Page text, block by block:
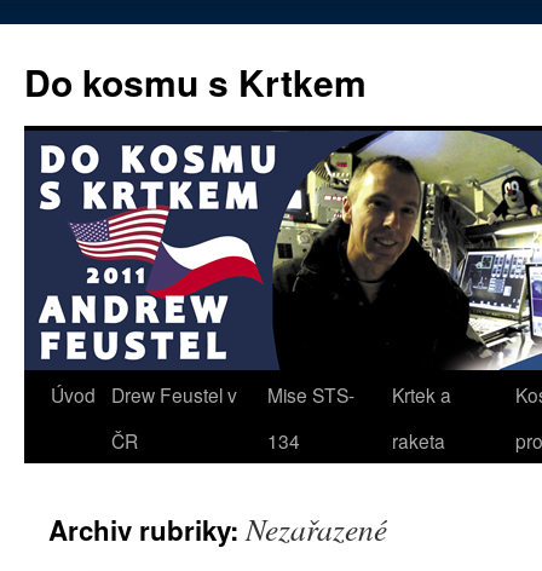
obsahu
webu
Do kosmu s Krtkem
Úvod
Drew Feustel v
ČR
Mise STS-
134
Krtek a
raketa
Archiv rubriky:Nezařazené